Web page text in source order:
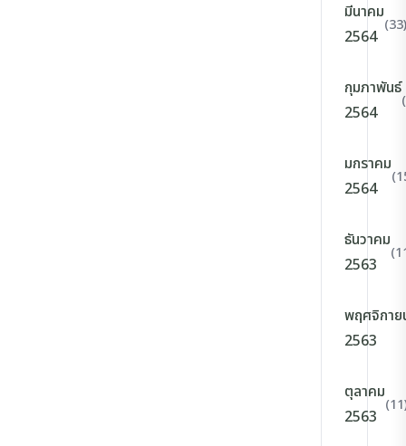
มีนาคม
2564
(33)
กุมภาพันธ์
2564
มกราคม
2564
ธันวาคม
2563
พฤศจิกาย
2563
ตุลาคม
2563